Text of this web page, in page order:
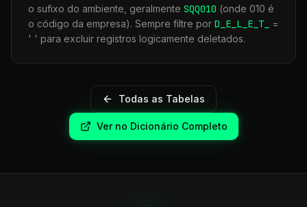
o sufixo do ambiente, geralmente SQQ010 (onde 010 é
o código da empresa). Sempre filtre por D_E_L_E_T_
=
' ' para excluir registros logicamente deletados.
Todas as Tabelas
Ver no Dicionário Completo